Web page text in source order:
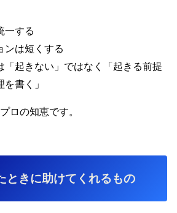
一する
ンは短くする
「起きない」ではなく「起きる前提
書く」
ロの知恵です。
ときに助けてくれるもの